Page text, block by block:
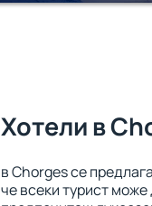
Хотели в
в Chorges се
че всеки турист